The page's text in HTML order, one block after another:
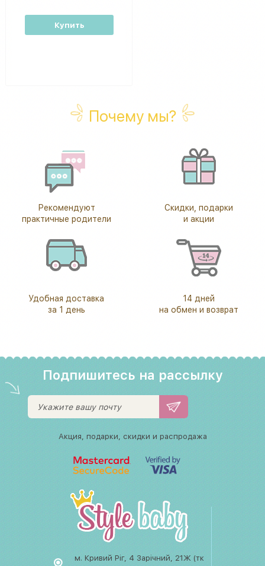
Купить
Почему мы?
Рекомендуют
практичные родители
Скидки, подарки
и акции
Удобная доставка
за 1 день
14 дней
на обмен и возврат
Подпишитесь на рассылку
Акция, подарки, скидки и распродажа
м. Кривий Ріг, 4 Зарічний, 21Ж (тк